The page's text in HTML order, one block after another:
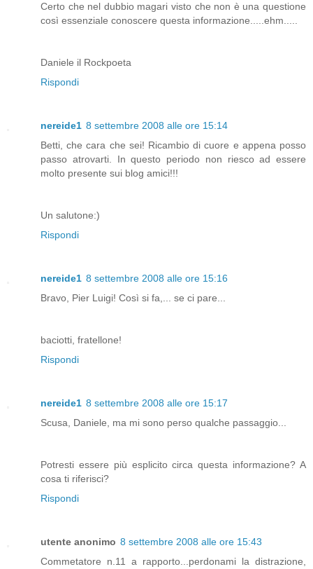
Certo che nel dubbio magari visto che non è una questione
così essenziale conoscere questa informazione.....ehm.....
Daniele il Rockpoeta
Rispondi
nereide1 8 settembre 2008 alle ore 15:14
Betti, che cara che sei! Ricambio di cuore e appena posso
passo atrovarti. In questo periodo non riesco ad essere
molto presente sui blog amici!!!
Un salutone:)
Rispondi
nereide1 8 settembre 2008 alle ore 15:16
Bravo, Pier Luigi! Così si fa,... se ci pare...
baciotti, fratellone!
Rispondi
nereide1 8 settembre 2008 alle ore 15:17
Scusa, Daniele, ma mi sono perso qualche passaggio...
Potresti essere più esplicito circa questa informazione? A
cosa ti riferisci?
Rispondi
utente anonimo 8 settembre 2008 alle ore 15:43
Commetatore n.11 a rapporto...perdonami la distrazione,